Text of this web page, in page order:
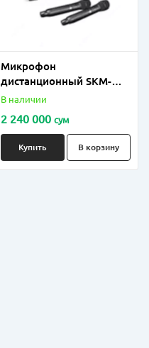
Микрофон
дистанционный SKM-
9000 (в комплекте 2 шт
В наличии
2 240 000 сум
Купить В корзину